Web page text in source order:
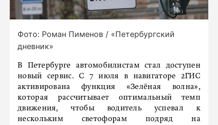
Фото: Роман Пименов / «Петербургский
дневник»
В Петербурге автомобилистам стал доступен
новый сервис. С 7 июля в навигаторе 2ГИС
активирована функция «Зелёная волна»,
которая рассчитывает оптимальный темп
движения, чтобы водитель успевал к
нескольким светофорам подряд на